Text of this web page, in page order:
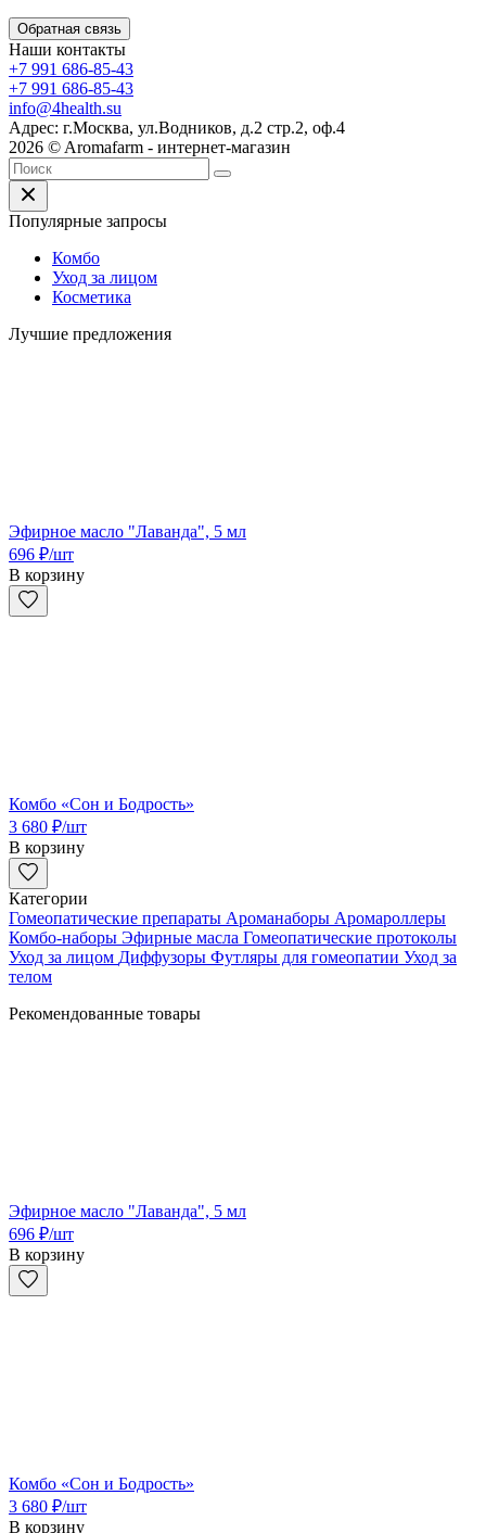
Обратная связь
Наши контакты
+7 991 686-85-43
+7 991 686-85-43
info@4health.su
Адрес: г.Москва, ул.Водников, д.2 стр.2, оф.4
2026 © Aromafarm - интернет-магазин
Популярные запросы
Комбо
Уход за лицом
Косметика
Лучшие предложения
Эфирное масло "Лаванда", 5 мл
696 ₽/шт
В корзину
Комбо «Сон и Бодрость»
3 680 ₽/шт
В корзину
Категории
Гомеопатические препараты Ароманаборы Аромароллеры
Комбо-наборы Эфирные масла Гомеопатические протоколы
Уход за лицом Диффузоры Футляры для гомеопатии Уход за
телом
Рекомендованные товары
Эфирное масло "Лаванда", 5 мл
696 ₽/шт
В корзину
Комбо «Сон и Бодрость»
3 680 ₽/шт
В корзину